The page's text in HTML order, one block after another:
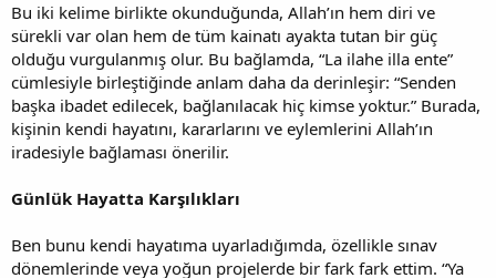
Bu iki kelime birlikte okunduğunda, Allah’ın hem diri ve
sürekli var olan hem de tüm kainatı ayakta tutan bir güç
olduğu vurgulanmış olur. Bu bağlamda, “La ilahe illa ente”
cümlesiyle birleştiğinde anlam daha da derinleşir: “Senden
başka ibadet edilecek, bağlanılacak hiç kimse yoktur.” Burada,
kişinin kendi hayatını, kararlarını ve eylemlerini Allah’ın
iradesiyle bağlaması önerilir.
Günlük Hayatta Karşılıkları
Ben bunu kendi hayatıma uyarladığımda, özellikle sınav
dönemlerinde veya yoğun projelerde bir fark fark ettim. “Ya